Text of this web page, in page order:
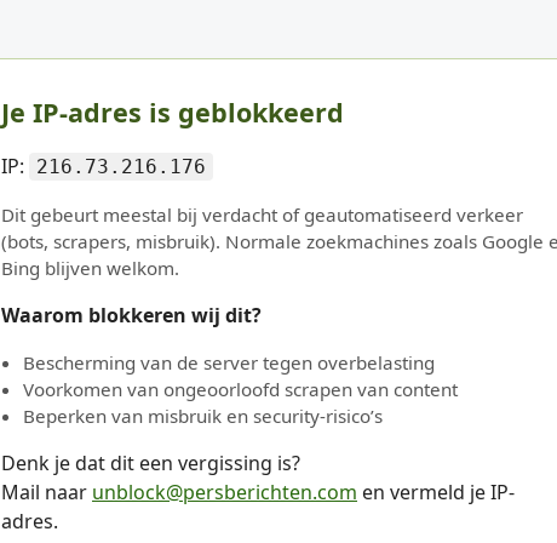
Je IP-adres is geblokkeerd
IP: 216.73.216.176
Dit gebeurt meestal bij verdacht of geautomatiseerd verkeer
(bots, scrapers, misbruik). Normale zoekmachines zoals Google
Bing blijven welkom.
Waarom blokkeren wij dit?
Bescherming van de server tegen overbelasting
Voorkomen van ongeoorloofd scrapen van content
Beperken van misbruik en security-risico’s
Denk je dat dit een vergissing is?
Mail naar unblock@persberichten.com en vermeld je IP-
adres.